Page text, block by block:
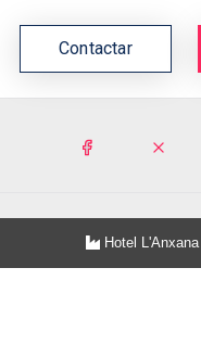
Contactar
Hotel L'Anxana